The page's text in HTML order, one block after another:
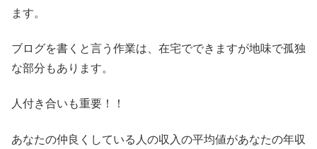
ます。
ブログを書くと言う作業は、在宅でできますが地味で孤独
な部分もあります。
人付き合いも重要！！
あなたの仲良くしている人の収入の平均値があなたの年収